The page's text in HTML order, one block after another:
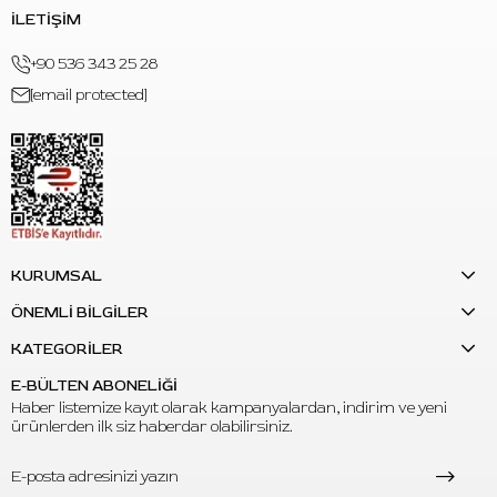
S: Farklı renklerle karıştırılabilir mi?
C: Evet. Tasarıma göre farklı mor, mavi veya koyu tonlarla ayrı
boya kabında karışım hazırlanabilir.
İLETİŞİM
+90 536 343 25 28
[email protected]
KURUMSAL
ÖNEMLİ BİLGİLER
KATEGORİLER
E-BÜLTEN ABONELİĞİ
Haber listemize kayıt olarak kampanyalardan, indirim ve yeni
ürünlerden ilk siz haberdar olabilirsiniz.